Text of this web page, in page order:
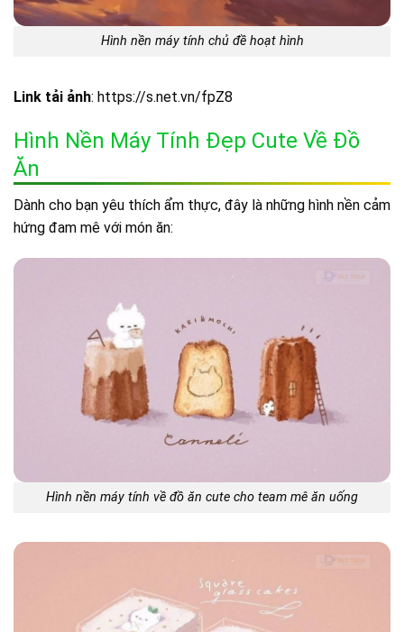
Hình nền máy tính chủ đề hoạt hình
Link tải ảnh: https://s.net.vn/fpZ8
Hình Nền Máy Tính Đẹp Cute Về Đồ
Ăn
Dành cho bạn yêu thích ẩm thực, đây là những hình nền cảm
hứng đam mê với món ăn:
Hình nền máy tính về đồ ăn cute cho team mê ăn uống